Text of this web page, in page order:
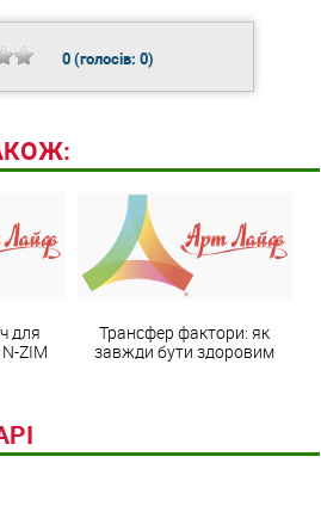
0(голосів: 0)
для
ZIM
Трансфер фактори: як
завжди бути здоровим